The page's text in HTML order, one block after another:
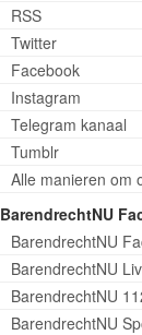
RSS
Twitter
Facebook
Instagram
Telegram kanaal
Tumblr
Alle manieren om
BarendrechtNU
BarendrechtNU
BarendrechtNU
BarendrechtNU
BarendrechtNU